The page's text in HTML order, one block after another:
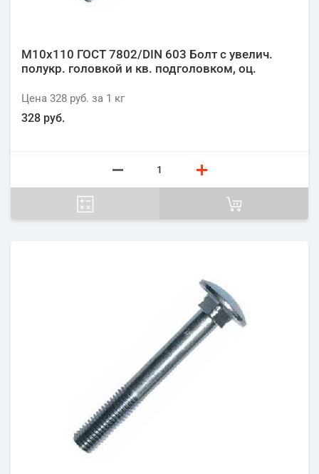
М10х110 ГОСТ 7802/DIN 603 Болт с увелич.
полукр. головкой и кв. подголовком, оц.
Цена 328 руб. за 1 кг
328 руб.